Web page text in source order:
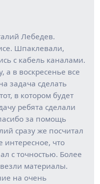
Лебедев.
Шпаклевали,
с кабель каналами.
а в воскресенье все
задача сделать
в котором будет
ребята сделали
за помощь
сразу же посчитал
интересное, что
с точностью. Более
материалы.
на очень